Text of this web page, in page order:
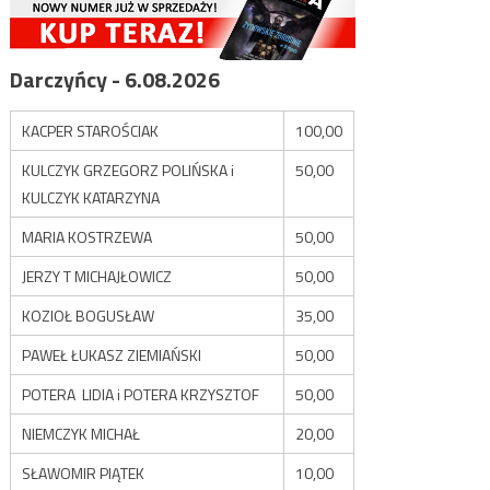
Darczyńcy - 6.08.2026
KACPER STAROŚCIAK
100,00
KULCZYK GRZEGORZ POLIŃSKA i
KULCZYK KATARZYNA
50,00
MARIA KOSTRZEWA
50,00
JERZY T MICHAJŁOWICZ
50,00
KOZIOŁ BOGUSŁAW
35,00
PAWEŁ ŁUKASZ ZIEMIAŃSKI
50,00
POTERA LIDIA i POTERA KRZYSZTOF
50,00
NIEMCZYK MICHAŁ
20,00
SŁAWOMIR PIĄTEK
10,00